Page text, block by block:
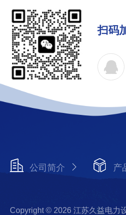
扫码
公司简介 产
Copyright © 2026 江苏久益电力